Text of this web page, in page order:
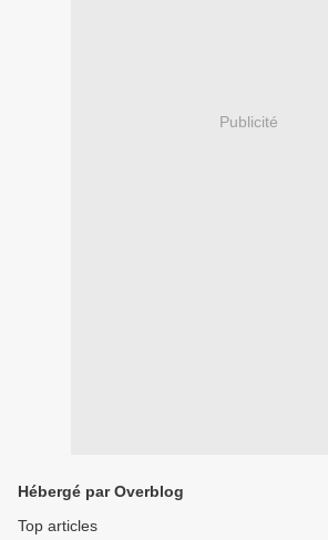
Publicité
Hébergé par Overblog
Top articles